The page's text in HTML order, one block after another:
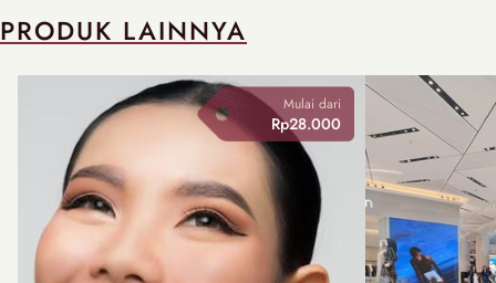
PRODUK LAINNYA
Mulai dari
Rp28.000